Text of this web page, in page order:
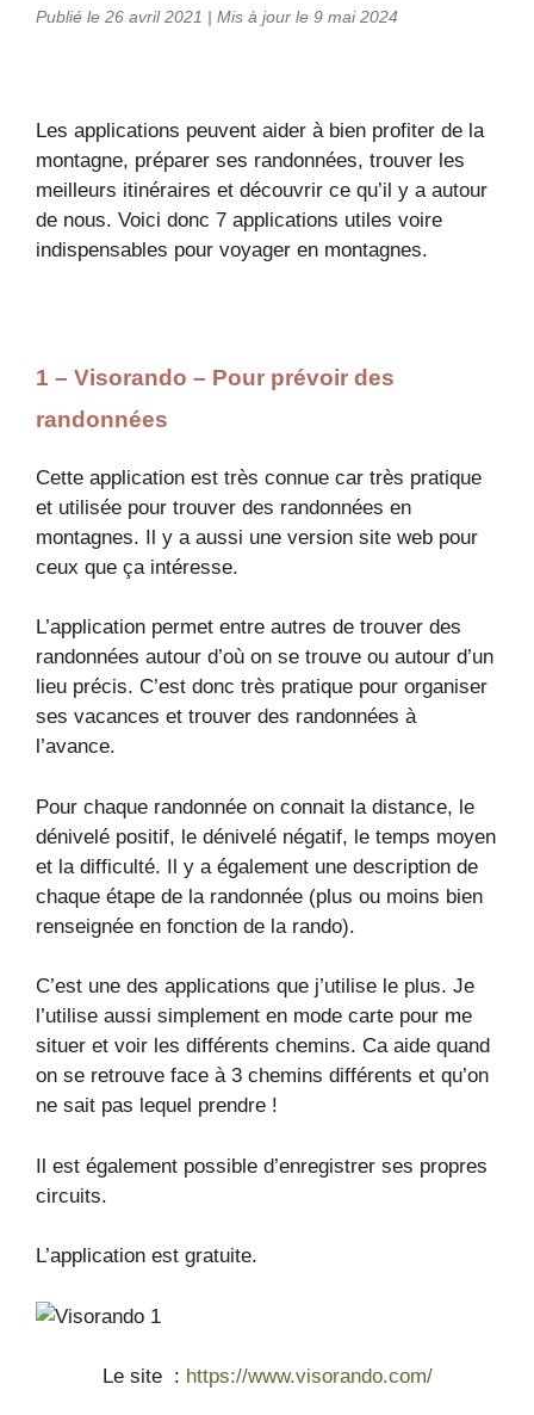
Publié le 26 avril 2021 | Mis à jour le 9 mai 2024
Les applications peuvent aider à bien profiter de la
montagne, préparer ses randonnées, trouver les
meilleurs itinéraires et découvrir ce qu’il y a autour
de nous. Voici donc 7 applications utiles voire
indispensables pour voyager en montagnes.
1 – Visorando – Pour prévoir des
randonnées
Cette application est très connue car très pratique
et utilisée pour trouver des randonnées en
montagnes. Il y a aussi une version site web pour
ceux que ça intéresse.
L’application permet entre autres de trouver des
randonnées autour d’où on se trouve ou autour d’un
lieu précis. C’est donc très pratique pour organiser
ses vacances et trouver des randonnées à
l’avance.
Pour chaque randonnée on connait la distance, le
dénivelé positif, le dénivelé négatif, le temps moyen
et la difficulté. Il y a également une description de
chaque étape de la randonnée (plus ou moins bien
renseignée en fonction de la rando).
C’est une des applications que j’utilise le plus. Je
l’utilise aussi simplement en mode carte pour me
situer et voir les différents chemins. Ca aide quand
on se retrouve face à 3 chemins différents et qu’on
ne sait pas lequel prendre !
Il est également possible d’enregistrer ses propres
circuits.
L’application est gratuite.
Le site : https://www.visorando.com/